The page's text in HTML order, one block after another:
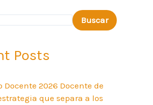
Buscar
Posts
Docente 2026 Docente de
que separa a los